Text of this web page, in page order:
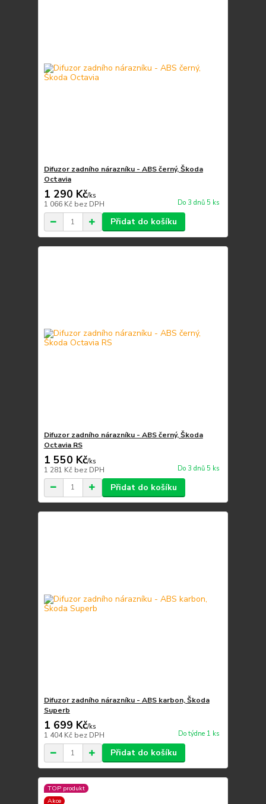
Difuzor zadního nárazníku - ABS černý, Škoda
Octavia
1 290 Kč/ks
1 066 Kč bez DPH Do 3 dnů 5 ks
Přidat do košíku
Difuzor zadního nárazníku - ABS černý, Škoda
Octavia RS
1 550 Kč/ks
1 281 Kč bez DPH Do 3 dnů 5 ks
Přidat do košíku
Difuzor zadního nárazníku - ABS karbon, Škoda
Superb
1 699 Kč/ks
1 404 Kč bez DPH Do týdne 1 ks
Přidat do košíku
TOP produkt
Akce